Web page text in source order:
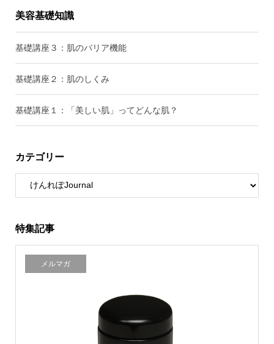
美容基礎知識
基礎講座３：肌のバリア機能
基礎講座２：肌のしくみ
基礎講座１：「美しい肌」ってどんな肌？
カテゴリー
特集記事
メルマガ